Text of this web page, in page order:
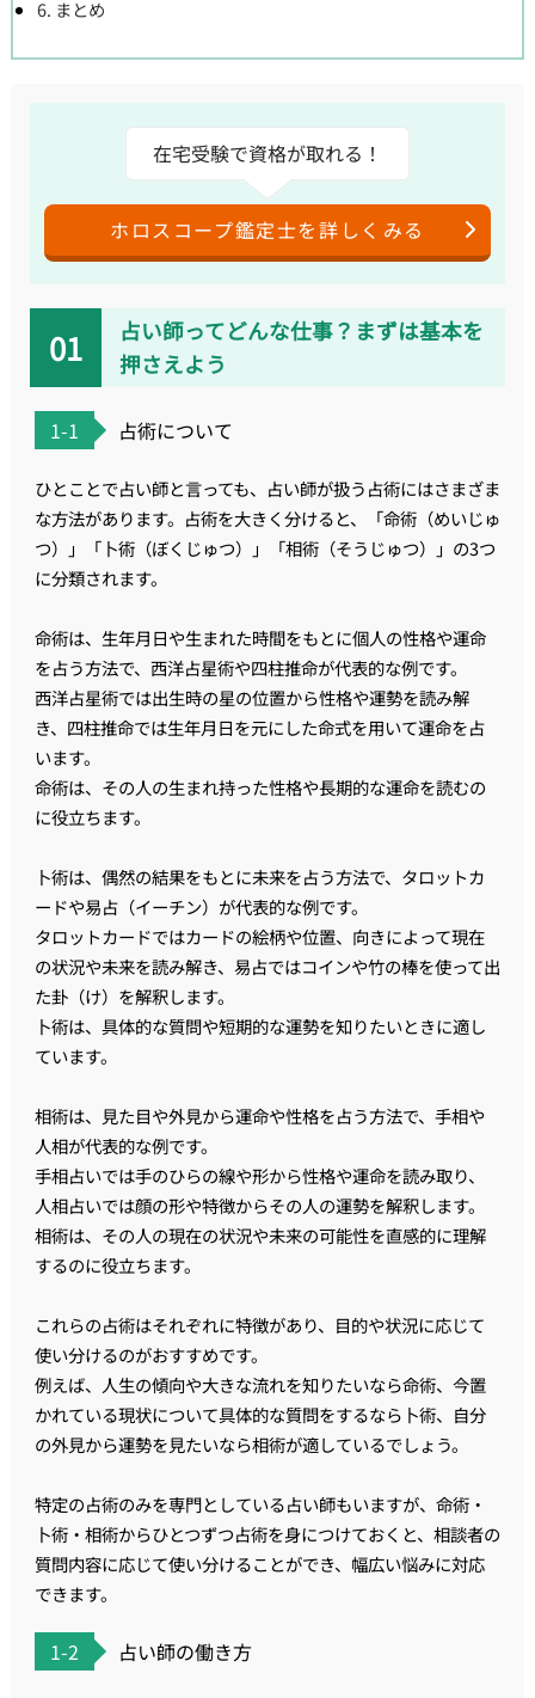
6. まとめ
在宅受験で資格が取れる！
ホロスコープ鑑定士を詳しくみる
占い師ってどんな仕事？まずは基本を
押さえよう
1-1 占術について
ひとことで占い師と言っても、占い師が扱う占術にはさまざま
な方法があります。占術を大きく分けると、「命術（めいじゅ
つ）」「卜術（ぼくじゅつ）」「相術（そうじゅつ）」の3つ
に分類されます。
命術は、生年月日や生まれた時間をもとに個人の性格や運命
を占う方法で、西洋占星術や四柱推命が代表的な例です。
西洋占星術では出生時の星の位置から性格や運勢を読み解
き、四柱推命では生年月日を元にした命式を用いて運命を占
います。
命術は、その人の生まれ持った性格や長期的な運命を読むの
に役立ちます。
卜術は、偶然の結果をもとに未来を占う方法で、タロットカ
ードや易占（イーチン）が代表的な例です。
タロットカードではカードの絵柄や位置、向きによって現在
の状況や未来を読み解き、易占ではコインや竹の棒を使って出
た卦（け）を解釈します。
卜術は、具体的な質問や短期的な運勢を知りたいときに適し
ています。
相術は、見た目や外見から運命や性格を占う方法で、手相や
人相が代表的な例です。
手相占いでは手のひらの線や形から性格や運命を読み取り、
人相占いでは顔の形や特徴からその人の運勢を解釈します。
相術は、その人の現在の状況や未来の可能性を直感的に理解
するのに役立ちます。
これらの占術はそれぞれに特徴があり、目的や状況に応じて
使い分けるのがおすすめです。
例えば、人生の傾向や大きな流れを知りたいなら命術、今置
かれている現状について具体的な質問をするなら卜術、自分
の外見から運勢を見たいなら相術が適しているでしょう。
特定の占術のみを専門としている占い師もいますが、命術・
卜術・相術からひとつずつ占術を身につけておくと、相談者の
質問内容に応じて使い分けることができ、幅広い悩みに対応
できます。
1-2 占い師の働き方